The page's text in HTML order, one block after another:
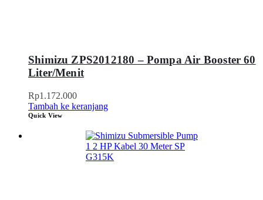
Shimizu ZPS2012180 – Pompa Air Booster 60
Liter/Menit
Rp1.172.000
Tambah ke keranjang
Quick View